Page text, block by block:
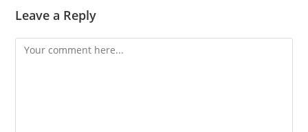
Leave a Reply
Comment